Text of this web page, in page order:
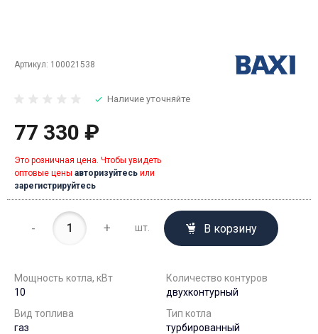
Артикул: 100021538
Наличие уточняйте
77 330 ₽
Это розничная цена. Чтобы увидеть
оптовые цены авторизуйтесь или
зарегистрируйтесь
- + шт. В корзину
Мощность котла, кВт
10
Количество контуров
двухконтурный
Вид топлива
газ
Тип котла
турбированный